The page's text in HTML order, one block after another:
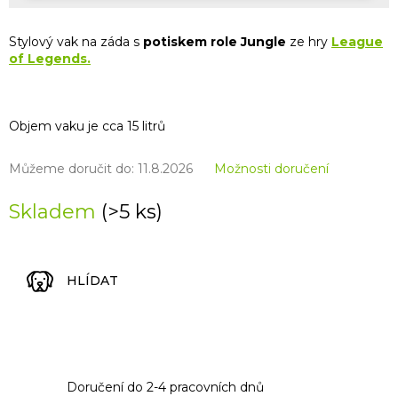
Skladem (>5 ks)
Můžeme doručit do: 11.8.2026 Možnosti doručení
Stylový vak na záda s potiskem role Jungle ze hry League
of Legends.
Objem vaku je cca 15 litrů
HLÍDAT
Doručení do 2-4 pracovních dnů